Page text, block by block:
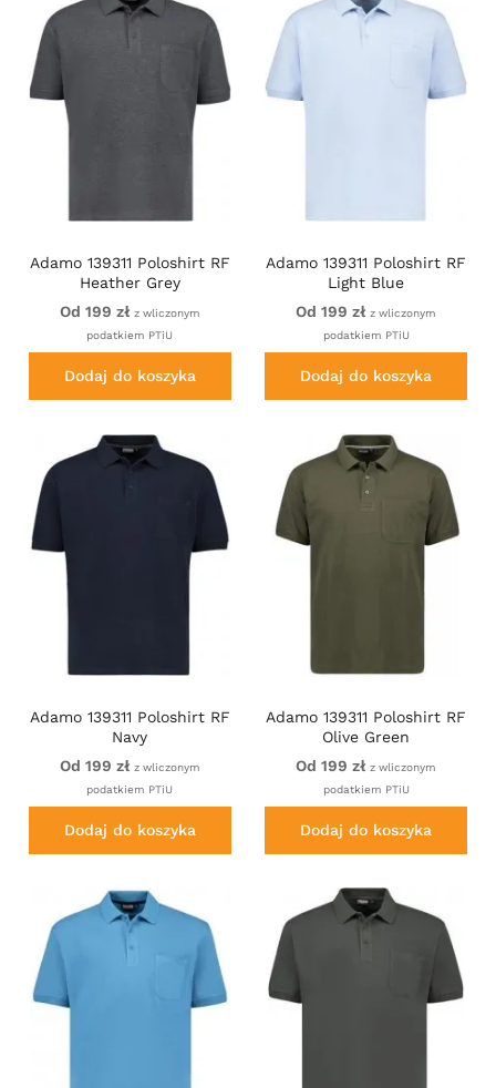
Adamo 139311 Poloshirt RF
Heather Grey
Od 199 zł z wliczonym
podatkiem PTiU
Dodaj do koszyka
Adamo 139311 Poloshirt RF
Light Blue
Od 199 zł z wliczonym
podatkiem PTiU
Dodaj do koszyka
Adamo 139311 Poloshirt RF
Navy
Od 199 zł z wliczonym
podatkiem PTiU
Dodaj do koszyka
Adamo 139311 Poloshirt RF
Olive Green
Od 199 zł z wliczonym
podatkiem PTiU
Dodaj do koszyka